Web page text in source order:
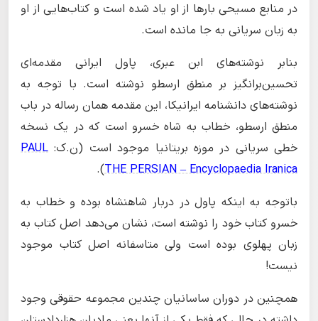
در منابع مسیحی بارها از او یاد شده است و کتاب‌هایی از او
به زبان سریانی به جا مانده است.
بنابر نوشته‌های ابن عبری، پاول ایرانی مقدمه‌ای
تحسین‌برانگیز بر منطق ارسطو نوشته است. با توجه به
نوشته‌های دانشنامه ایرانیکا، این مقدمه همان رساله در باب
منطق ارسطو، خطاب به شاه خسرو است که در یک نسخه
خطی سریانی در موزه بریتانیا موجود است (ن.ک: PAUL
THE PERSIAN – Encyclopaedia Iranica
).
باتوجه به اینکه پاول در دربار شاهنشاه بوده و خطاب به
خسرو کتاب خود را نوشته است، نشان می‌دهد اصل کتاب به
زبان پهلوی بوده است ولی متاسفانه اصل کتاب موجود
نیست!
همچنین در دوران ساسانیان چندین مجموعه حقوقی وجود